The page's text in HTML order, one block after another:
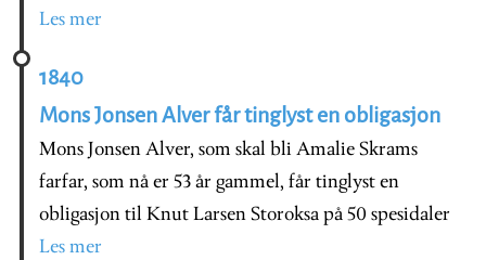
Les mer
1840
Mons Jonsen Alver får tinglyst en obligasjon
Mons Jonsen Alver, som skal bli Amalie Skrams
farfar, som nå er 53 år gammel, får tinglyst en
obligasjon til Knut Larsen Storoksa på 50 spesidaler
Les mer